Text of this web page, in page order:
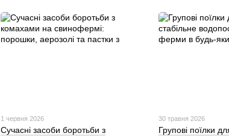
1 червня 2026
Сучасні засоби боротьби з
30 травня 2026
Групові поїлки